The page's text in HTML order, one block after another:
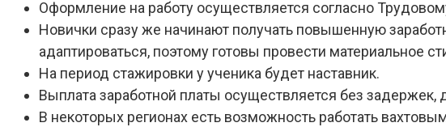
Оформление на работу осуществляется согласно
Новички сразу же начинают получать повышенную
адаптироваться, поэтому готовы провести материальное
На период стажировки у ученика будет наставник.
Выплата заработной платы осуществляется без
В некоторых регионах есть возможность работать